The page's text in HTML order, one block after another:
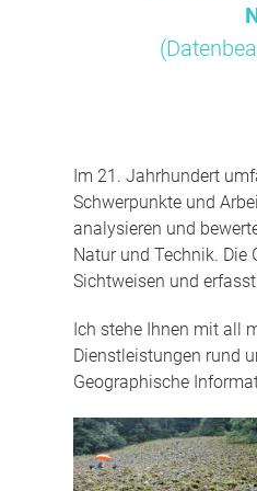
Im 21. Jahrhundert
Schwerpunkte und
analysieren und
Natur und Technik.
Sichtweisen und
Ich stehe Ihnen mit all
Dienstleistungen rund
Geographische